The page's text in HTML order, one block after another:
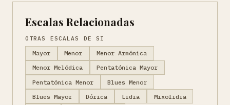
Escalas Relacionadas
OTRAS ESCALAS DE SI
Mayor Menor
Menor Armónica
Menor Melódica
Pentatónica Mayor
Pentatónica Menor
Blues Menor
Blues Mayor
Dórica Lidia
Mixolidia